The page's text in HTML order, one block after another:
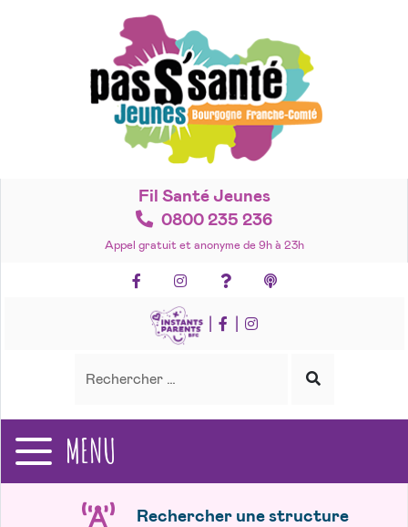
Fil Santé Jeunes
0800 235 236
Appel gratuit et anonyme de 9h à 23h
FacebookInstagramFoire aux questions
Lancer
recherche
MENU
Rechercher une structure